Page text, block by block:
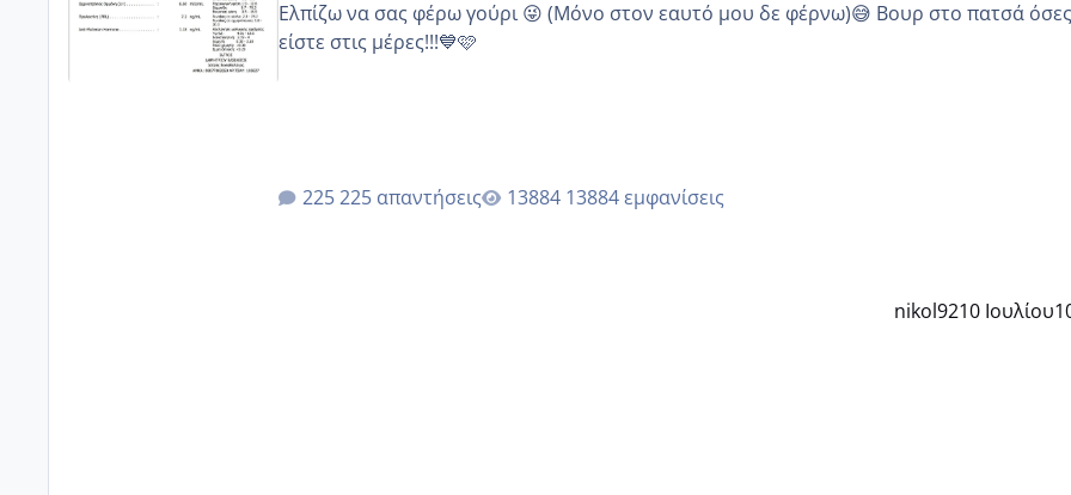
Ελπίζω να σας φέρω γούρι 😜 (Μόνο στον εαυτό μου δε φέρνω)😅 Βουρ στο πατσά όσες
είστε στις μέρες!!!💙🩷
225 απαντήσεις 13884 εμφανίσεις
nikol9210 Ιουλίου